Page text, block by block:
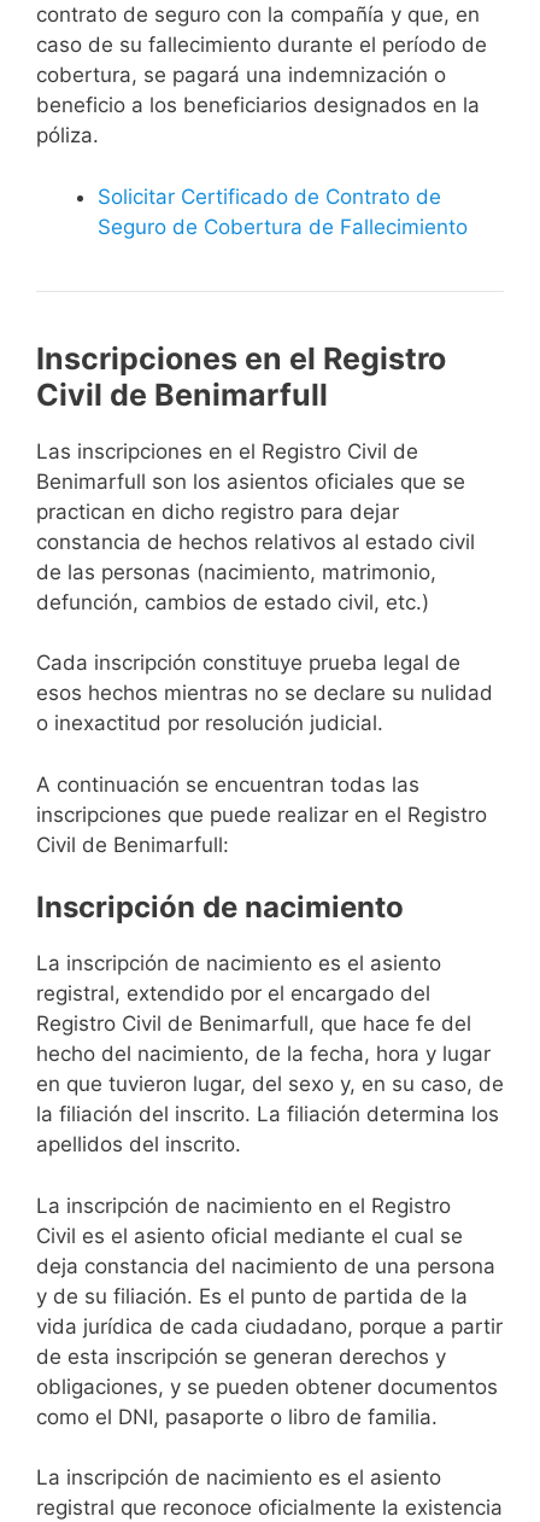
contrato de seguro con la compañía y que, en
caso de su fallecimiento durante el período de
cobertura, se pagará una indemnización o
beneficio a los beneficiarios designados en la
póliza.
Solicitar Certificado de Contrato de
Seguro de Cobertura de Fallecimiento
Inscripciones en el Registro
Civil de Benimarfull
Las inscripciones en el Registro Civil de
Benimarfull son los asientos oficiales que se
practican en dicho registro para dejar
constancia de hechos relativos al estado civil
de las personas (nacimiento, matrimonio,
defunción, cambios de estado civil, etc.)
Cada inscripción constituye prueba legal de
esos hechos mientras no se declare su nulidad
o inexactitud por resolución judicial.
A continuación se encuentran todas las
inscripciones que puede realizar en el Registro
Civil de Benimarfull:
Inscripción de nacimiento
La inscripción de nacimiento es el asiento
registral, extendido por el encargado del
Registro Civil de Benimarfull, que hace fe del
hecho del nacimiento, de la fecha, hora y lugar
en que tuvieron lugar, del sexo y, en su caso, de
la filiación del inscrito. La filiación determina los
apellidos del inscrito.
La inscripción de nacimiento en el Registro
Civil es el asiento oficial mediante el cual se
deja constancia del nacimiento de una persona
y de su filiación. Es el punto de partida de la
vida jurídica de cada ciudadano, porque a partir
de esta inscripción se generan derechos y
obligaciones, y se pueden obtener documentos
como el DNI, pasaporte o libro de familia.
La inscripción de nacimiento es el asiento
registral que reconoce oficialmente la existencia